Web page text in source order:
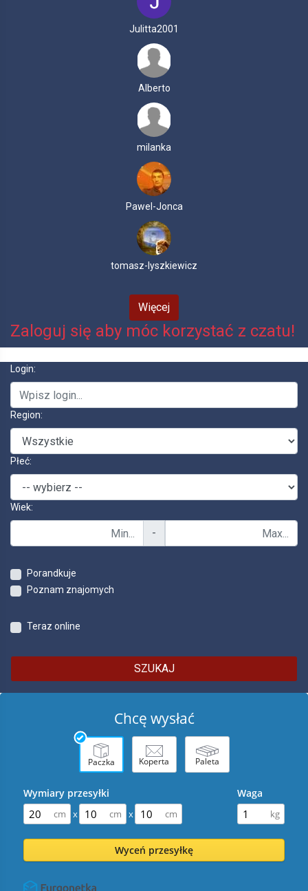
Julitta2001
Alberto
milanka
Pawel-Jonca
tomasz-lyszkiewicz
Więcej
Zaloguj się aby móc korzystać z czatu!
Login:
Region:
Płeć:
Wiek:
-
Porandkuje
Poznam znajomych
Teraz online
SZUKAJ
Chcę wysłać
Paczka Koperta Paleta
Wymiary przesyłki
x x
Waga
Wyceń przesyłkę